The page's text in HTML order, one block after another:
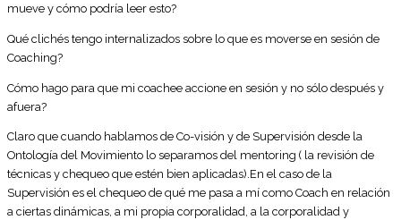
mueve y cómo podría leer esto?
Qué clichés tengo internalizados sobre lo que es moverse en sesión de
Coaching?
Cómo hago para que mi coachee accione en sesión y no sólo después y
afuera?
Claro que cuando hablamos de Co-visión y de Supervisión desde la
Ontología del Movimiento lo separamos del mentoring ( la revisión de
técnicas y chequeo que estén bien aplicadas).En el caso de la
Supervisión es el chequeo de qué me pasa a mí como Coach en relación
a ciertas dinámicas, a mi propia corporalidad, a la corporalidad y